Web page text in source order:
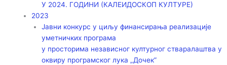
У 2024. ГОДИНИ (КАЛЕИДОСКОП КУЛТУРЕ)
2023
Јавни конкурс у циљу финансирања реализације
уметничких програма
у просторима независног културног стваралаштва у
оквиру програмског лука „Дочек”